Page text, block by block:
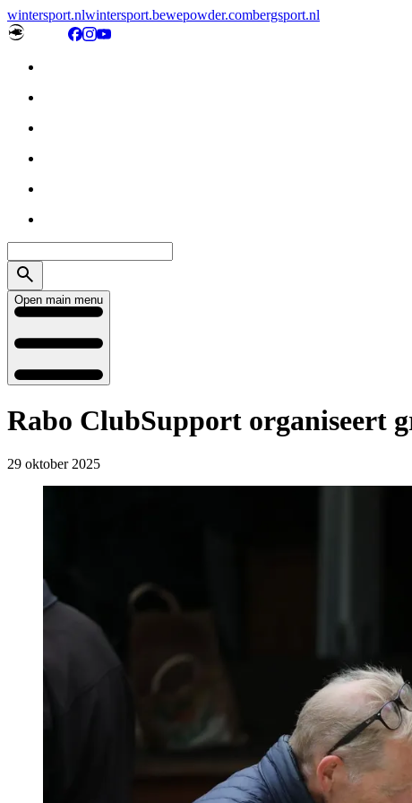
wintersport.nlwintersport.bewepowder.combergsport.nl
Open main menu
Rabo ClubSupport organiseert
29 oktober 2025